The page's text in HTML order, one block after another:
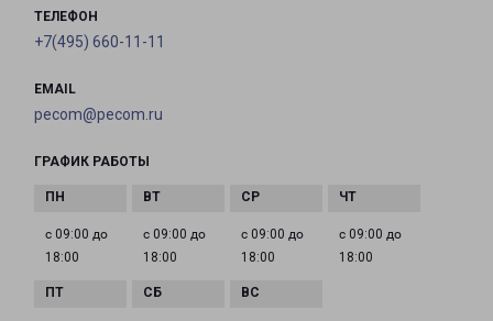
ТЕЛЕФОН
+7(495) 660-11-11
EMAIL
pecom@pecom.ru
ГРАФИК РАБОТЫ
с 09:00 до
18:00
с 09:00 до
18:00
с 09:00 до
18:00
с 09:00 до
18:00